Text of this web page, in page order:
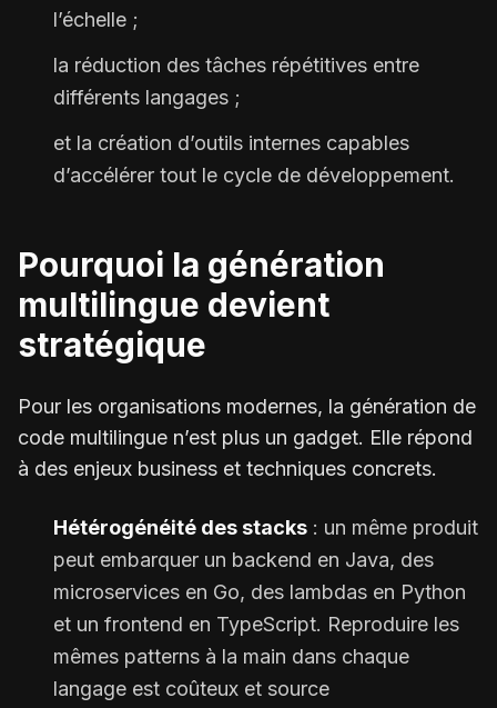
l’échelle ;
la réduction des tâches répétitives entre
différents langages ;
et la création d’outils internes capables
d’accélérer tout le cycle de développement.
Pourquoi la génération
multilingue devient
stratégique
Pour les organisations modernes, la génération de
code multilingue n’est plus un gadget. Elle répond
à des enjeux business et techniques concrets.
Hétérogénéité des stacks : un même produit
peut embarquer un backend en Java, des
microservices en Go, des lambdas en Python
et un frontend en TypeScript. Reproduire les
mêmes patterns à la main dans chaque
langage est coûteux et source